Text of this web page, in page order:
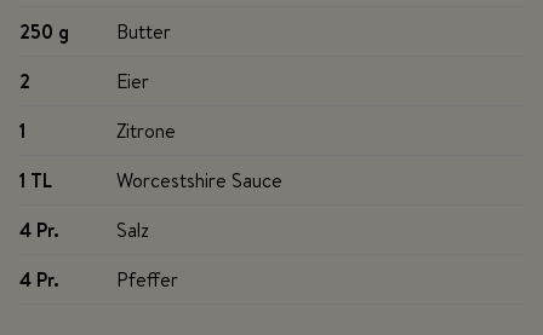
250 g
Butter
2
Eier
1
Zitrone
1 TL
Worcestshire Sauce
4 Pr.
Salz
4 Pr. Pfeffer